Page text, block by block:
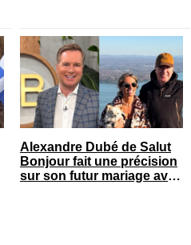
Alexandre Dubé de Salut
Bonjour fait une précision
sur son futur mariage avec